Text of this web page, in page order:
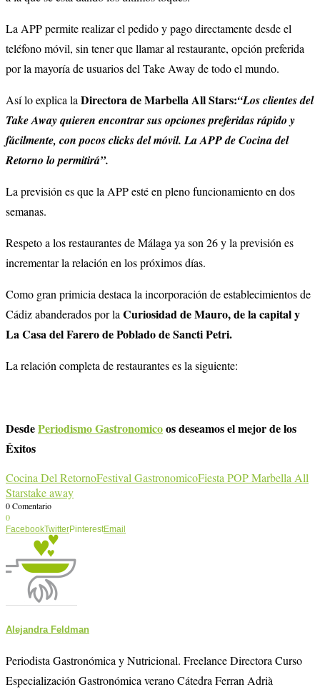
La APP permite realizar el pedido y pago directamente desde el
teléfono móvil, sin tener que llamar al restaurante, opción preferida
por la mayoría de usuarios del Take Away de todo el mundo.
Así lo explica la Directora de Marbella All Stars:“Los clientes del
Take Away quieren encontrar sus opciones preferidas rápido y
fácilmente, con pocos clicks del móvil. La APP de Cocina del
Retorno lo permitirá”.
La previsión es que la APP esté en pleno funcionamiento en dos
semanas.
Respeto a los restaurantes de Málaga ya son 26 y la previsión es
incrementar la relación en los próximos días.
Como gran primicia destaca la incorporación de establecimientos de
Cádiz abanderados por la Curiosidad de Mauro, de la capital y
La Casa del Farero de Poblado de Sancti Petri.
La relación completa de restaurantes es la siguiente:
DesdePeriodismo Gastronomicoos deseamos el mejor de los
Éxitos
Cocina Del RetornoFestival GastronomicoFiesta POP Marbella All
Starstake away
0 Comentario
0
FacebookTwitterPinterestEmail
Alejandra Feldman
Periodista Gastronómica y Nutricional. Freelance Directora Curso
Especialización Gastronómica verano Cátedra Ferran Adrià